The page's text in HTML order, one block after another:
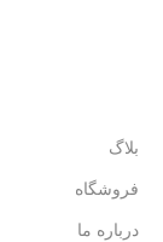
بلاگ
فروشگاه
درباره ما